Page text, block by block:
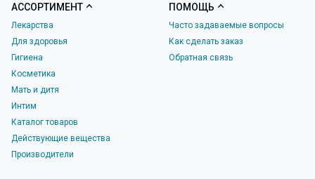
АССОРТИМЕНТ
Лекарства
Для здоровья
Гигиена
Косметика
Мать и дитя
Интим
Каталог товаров
Действующие вещества
Производители
ПОМОЩЬ
Часто задаваемые вопросы
Как сделать заказ
Обратная связь